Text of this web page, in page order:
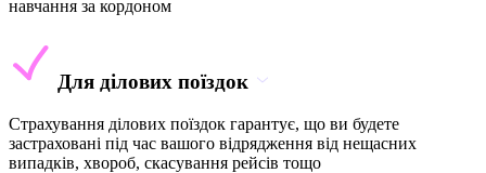
навчання за кордоном
Для ділових поїздок
Страхування ділових поїздок гарантує, що ви будете
застраховані під час вашого відрядження від нещасних
випадків, хвороб, скасування рейсів тощо